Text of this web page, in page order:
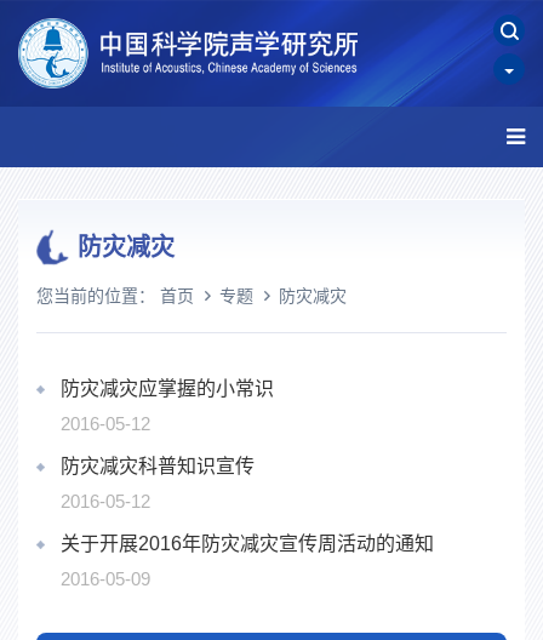
防灾减灾
您当前的位置： 首页 专题 防灾减灾
防灾减灾应掌握的小常识
2016-05-12
防灾减灾科普知识宣传
2016-05-12
关于开展2016年防灾减灾宣传周活动的通知
2016-05-09